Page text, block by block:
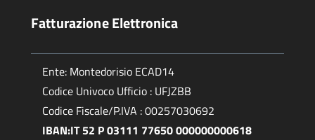
Fatturazione Elettronica
Ente: Montedorisio ECAD14
Codice Univoco Ufficio : UFJZBB
Codice Fiscale/P.IVA : 00257030692
IBAN:IT 52 P 03111 77650 000000000618